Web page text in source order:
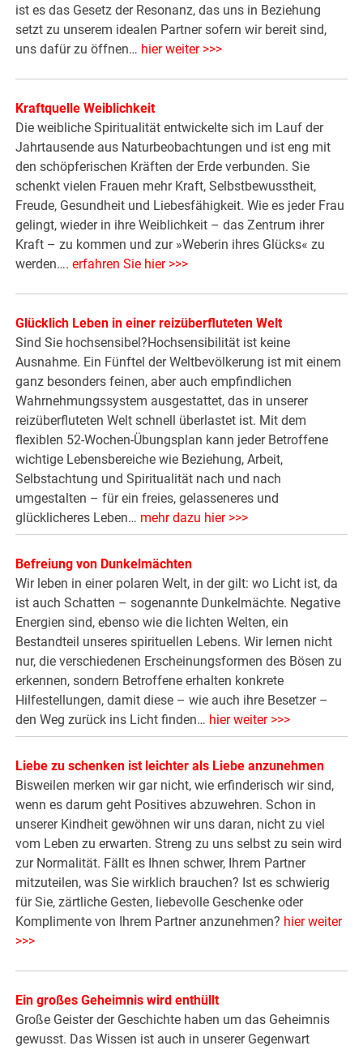
ist es das Gesetz der Resonanz, das uns in Beziehung
setzt zu unserem idealen Partner sofern wir bereit sind,
uns dafür zu öffnen… hier weiter >>>
Kraftquelle Weiblichkeit
Die weibliche Spiritualität entwickelte sich im Lauf der
Jahrtausende aus Naturbeobachtungen und ist eng mit
den schöpferischen Kräften der Erde verbunden. Sie
schenkt vielen Frauen mehr Kraft, Selbstbewusstheit,
Freude, Gesundheit und Liebesfähigkeit. Wie es jeder Frau
gelingt, wieder in ihre Weiblichkeit – das Zentrum ihrer
Kraft – zu kommen und zur »Weberin ihres Glücks« zu
werden….erfahren Sie hier >>>
Glücklich Leben in einer reizüberfluteten Welt
Sind Sie hochsensibel?Hochsensibilität ist keine
Ausnahme.­ Ein Fünftel der Weltbevölkerung ist mit einem
ganz besonders feinen, aber auch empfindlichen
Wahrnehmungssystem ausgestattet, das in unserer
reizüberfluteten Welt schnell überlastet ist. Mit dem
flexiblen 52-Wochen-Übungsplan kann jeder Betroffene
wichtige Lebensbereiche wie Beziehung, Arbeit,
Selbstachtung und Spiritualität nach und nach
umgestalten – für ein freies, gelasseneres und
glücklicheres Leben… mehr dazu hier >>>
Befreiung von Dunkelmächten
Wir leben in einer polaren Welt, in der gilt: wo Licht ist, da
ist auch Schatten – sogenannte Dunkelmächte. Negative
Energien sind, ebenso wie die lichten Welten, ein
Bestandteil unseres spirituellen Lebens. Wir lernen nicht
nur, die verschiedenen Erscheinungsformen des Bösen zu
erkennen, sondern Betroffene erhalten konkrete
Hilfestellungen, damit diese – wie auch ihre Besetzer –
den Weg zurück ins Licht finden… hier weiter >>>
Liebe zu schenken ist leichter als Liebe anzunehmen
Bisweilen merken wir gar nicht, wie erfinderisch wir sind,
wenn es darum geht Positives abzuwehren. Schon in
unserer Kindheit gewöhnen wir uns daran, nicht zu viel
vom Leben zu erwarten. Streng zu uns selbst zu sein wird
zur Normalität. Fällt es Ihnen schwer, Ihrem Partner
mitzuteilen, was Sie wirklich brauchen? Ist es schwierig
für Sie, zärtliche Gesten, liebevolle Geschenke oder
Komplimente von Ihrem Partner anzunehmen? hier weiter
>>>
Ein großes Geheimnis wird enthüllt
Große Geister der Geschichte haben um das Geheimnis
gewusst. Das Wissen ist auch in unserer Gegenwart